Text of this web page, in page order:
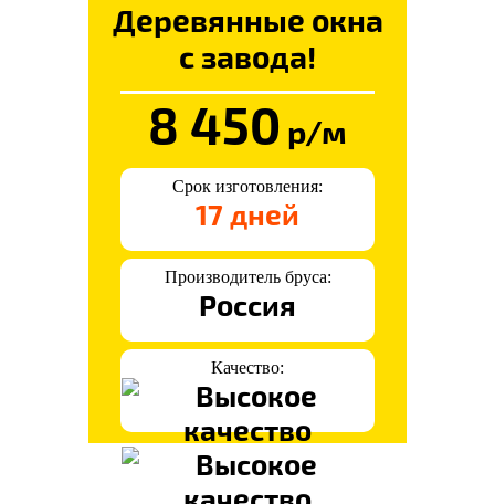
Деревянные окна
с завода!
8 450 р/м
Срок изготовления:
17 дней
Производитель бруса:
Россия
Качество: